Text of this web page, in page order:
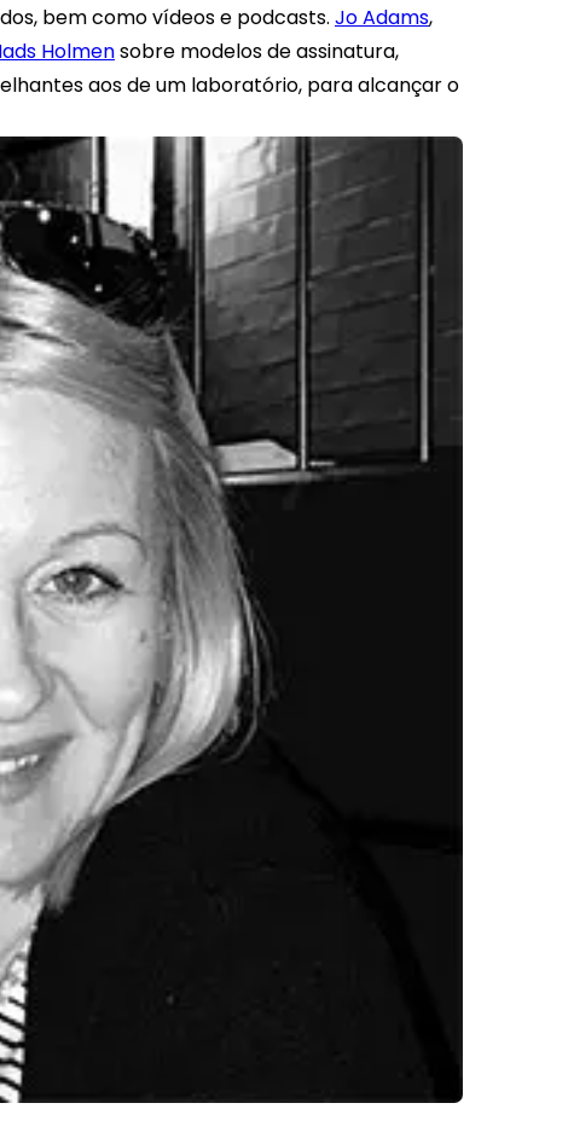
bem como vídeos e podcasts. Jo Adams,
Holmensobre modelos de assinatura,
aos de um laboratório, para alcançar o